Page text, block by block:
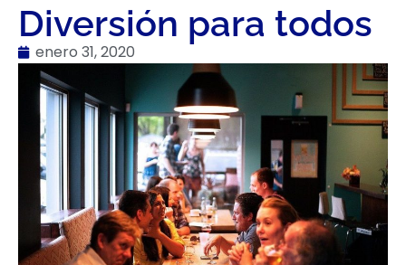
Diversión para todos
enero 31, 2020